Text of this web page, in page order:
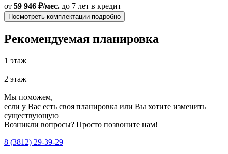
от 59 946 ₽/мес. до 7 лет в кредит
Посмотреть комплектации подробно
Рекомендуемая планировка
1 этаж
2 этаж
Мы поможем,
если у Вас есть своя планировка или Вы хотите изменить
существующую
Возникли вопросы? Просто позвоните нам!
8 (3812) 29-39-29